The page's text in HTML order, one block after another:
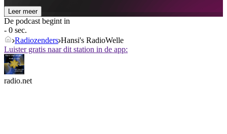
Leer meer
De podcast begint in
- 0 sec.
Radiozenders Hansi's RadioWelle
Luister gratis naar dit station in de app:
radio.net